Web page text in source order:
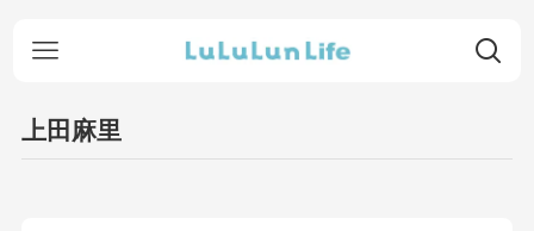
上田麻里